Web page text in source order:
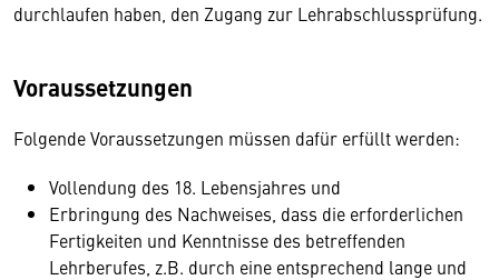
durchlaufen haben, den Zugang zur Lehrabschlussprüfung.
Voraussetzungen
Folgende Voraussetzungen müssen dafür erfüllt werden:
Vollendung des 18. Lebensjahres und
Erbringung des Nachweises, dass die erforderlichen
Fertigkeiten und Kenntnisse des betreffenden
Lehrberufes, z.B. durch eine entsprechend lange und